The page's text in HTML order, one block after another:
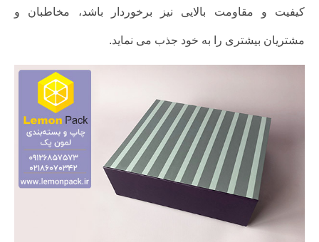
کیفیت و مقاومت بالایی نیز برخوردار باشد، مخاطبان و
مشتریان بیشتری را به خود جذب می نماید.